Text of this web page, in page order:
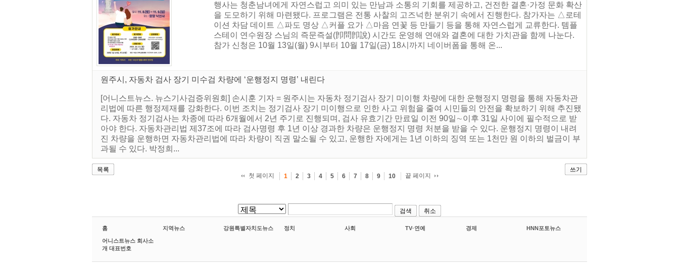
행사는 청춘남녀에게 자연스럽고 의미 있는 만남과 소통의 기회를 제공하고, 건전한 결혼·가정 문화 확산
을 도모하기 위해 마련됐다. 프로그램은 전통 사찰의 고즈넉한 분위기 속에서 진행한다. 참가자는 △로테
이션 차담 데이트 △파도 명상 △커플 요가 △마음 연꽃 등 만들기 등을 통해 자연스럽게 교류한다. 템플
스테이 연수원장 스님의 즉문즉설(卽問卽說) 시간도 운영해 연애와 결혼에 대한 가치관을 함께 나눈다.
참가 신청은 10월 13일(월) 9시부터 10월 17일(금) 18시까지 네이버폼을 통해 온...
원주시, 자동차 검사 장기 미수검 차량에 ‘운행정지 명령’ 내린다
[어니스트뉴스. 뉴스기사검증위원회] 손시훈 기자 = 원주시는 자동차 정기검사 장기 미이행 차량에 대한 운행정지 명령을 통해 자동차관
리법에 따른 행정제재를 강화한다. 이번 조치는 정기검사 장기 미이행으로 인한 사고 위험을 줄여 시민들의 안전을 확보하기 위해 추진됐
다. 자동차 정기검사는 차종에 따라 6개월에서 2년 주기로 진행되며, 검사 유효기간 만료일 이전 90일∼이후 31일 사이에 필수적으로 받
아야 한다. 자동차관리법 제37조에 따라 검사명령 후 1년 이상 경과한 차량은 운행정지 명령 처분을 받을 수 있다. 운행정지 명령이 내려
진 차량을 운행하면 자동차관리법에 따라 차량이 직권 말소될 수 있고, 운행한 자에게는 1년 이하의 징역 또는 1천만 원 이하의 벌금이 부
과될 수 있다. 박정희...
목록
쓰기
첫 페이지
1 2 3 4 5 6 7 8 9 10 끝 페이지
검색 취소
홈 지역뉴스 강원특별자치도뉴스 정치 사회 TV·연예 경제 HNN포토뉴스
어니스트뉴스 회사소
개 대표번호